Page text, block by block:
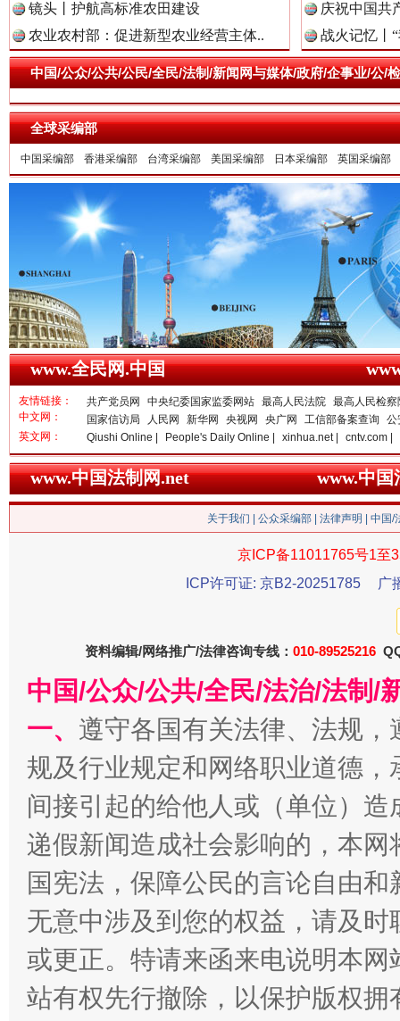
衣柜里的秘密 高速路
春天里的科技盛宴
镜头丨护航高标准农田建设
农业农村部：促进新型农业经营主体..
庆祝中国共
战火记忆丨
中国/公众/公共/公民/全民/法制/新闻网与媒体/政府/企事业/公/
全球采编部
中国采编部 香港采编部 台湾采编部 美国采编部 日本采编部 英国采编部
www.全民网.中国
友情链接：
中文网：
共产党员网 中央纪委国家监委网站 最高人民法院 最高人民检察
国家信访局
人民网 新华网 央视网 央广网 工信部备案查询
公
英文网：
Qiushi Online | People's Daily Online | xinhua.net | cntv.com |
www.中国法制网.net www.中
关于我们 公众采编部 法律声明 | 中国
京ICP备11011765号1至
ICP许可证: 京B2-20251785
广
资料编辑/网络推广/法律咨询专线： 010-89525216
中国/公众/公共/全民/法治/法制/
一、 遵守各国有关法律、法规
规及行业规定和网络职业道德
间接引起的给他人或（单位）
递假新闻造成社会影响的，本
国宪法，保障公民的言论自由
无意中涉及到您的权益，请及
或更正。特请来函来电说明本
站有权先行撤除，以保护版权